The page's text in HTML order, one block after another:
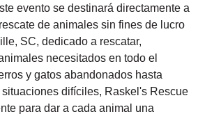
evento se destinará directamente a
de animales sin fines de lucro
SC, dedicado a rescatar,
necesitados en todo el
y gatos abandonados hasta
difíciles, Raskel's Rescue
para dar a cada animal una